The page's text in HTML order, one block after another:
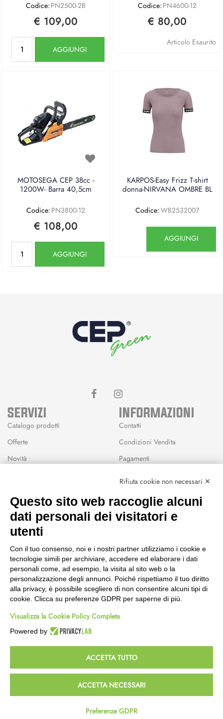
Codice: PN2500-2B
€ 109,00
AGGIUNGI
Codice: PN4600-12
€ 80,00
Articolo Esaurito
MOTOSEGA CEP 38cc -
1200W- Barra 40,5cm
Codice: PN3800-12
€ 108,00
AGGIUNGI
KARPOS-Easy Frizz T-shirt
donna-NIRVANA OMBRE BL
Codice: WB2532007
AGGIUNGI
SERVIZI
Catalogo prodotti
Offerte
Novità
Wishlist
INFORMAZIONI
Contatti
Condizioni Vendita
Pagamenti
CEP GREEN
Fanano (MO)
059 8676485
349 9202419
388 8659473
info@cepgreen.com
Orario
Dal lunedì al venerdì
8:00 – 12:30 / 13:30 - 19:00
8:30 – 12:30 / 15:30 - 19:00
© 2023 Powered & Designed byPassepartout
Termini e Condizioni Privacy e Cookie Policy
Rifiuta cookie non necessari ✕
Questo sito web raccoglie alcuni
dati personali dei visitatori e
utenti
Con il tuo consenso, noi e i nostri partner utilizziamo i cookie e
tecnologie simili per archiviare, accedere ed elaborare i dati
personali come, ad esempio, la visita al sito web o la
personalizzazione degli annunci. Poiché rispettiamo il tuo diritto
alla privacy, è possibile scegliere di non consentire alcuni tipi di
cookie. Clicca su preferenze GDPR per saperne di più.
Visualizza la Cookie Policy Completa
Powered by
ACCETTA TUTTO
ACCETTA NECESSARI
Preferenze GDPR